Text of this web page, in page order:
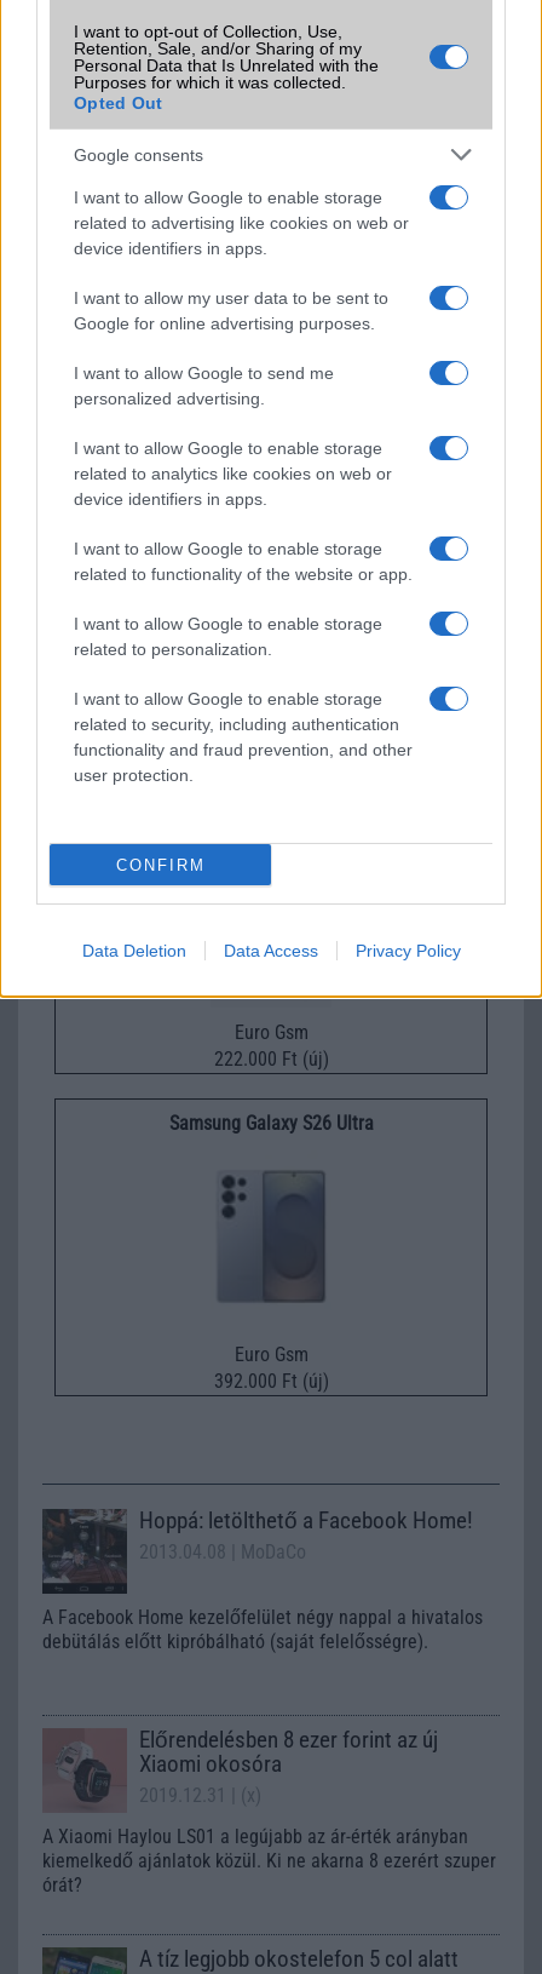
I want to opt-out of Collection, Use,
Retention, Sale, and/or Sharing of my
Personal Data that Is Unrelated with the
Purposes for which it was collected.
Opted Out
Google consents
I want to allow Google to enable storage
related to advertising like cookies on web or
device identifiers in apps.
I want to allow my user data to be sent to
Google for online advertising purposes.
I want to allow Google to send me
personalized advertising.
I want to allow Google to enable storage
related to analytics like cookies on web or
device identifiers in apps.
I want to allow Google to enable storage
related to functionality of the website or app.
I want to allow Google to enable storage
related to personalization.
I want to allow Google to enable storage
related to security, including authentication
functionality and fraud prevention, and other
user protection.
CONFIRM
Data Deletion Data Access Privacy Policy
A cikkhez kapcsolódó linkek:
Samsung Galaxy S26 Ultra
Nelly GSM
350.000 Ft (új)
Euro Gsm
222.000 Ft (új)
Samsung Galaxy S26 Ultra
Euro Gsm
392.000 Ft (új)
Hoppá: letölthető a Facebook Home!
2013.04.08 | MoDaCo
A Facebook Home kezelőfelület négy nappal a hivatalos
debütálás előtt kipróbálható (saját felelősségre).
Előrendelésben 8 ezer forint az új
Xiaomi okosóra
2019.12.31
| (x)
A Xiaomi Haylou LS01 a legújabb az ár-érték arányban
kiemelkedő ajánlatok közül. Ki ne akarna 8 ezerért szuper
órát?
A tíz legjobb okostelefon 5 col alatt